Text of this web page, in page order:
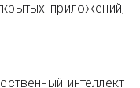
приложений,
интеллект